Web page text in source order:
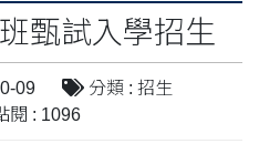
甄試入學招生
09
分類 : 招生
閱 : 1096